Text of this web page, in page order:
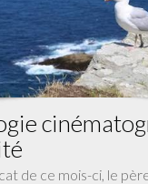
de ce mois-ci, le